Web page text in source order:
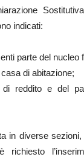
indicati:
parte del nucleo
di abitazione;
reddito e del
in diverse sezioni,
richiesto